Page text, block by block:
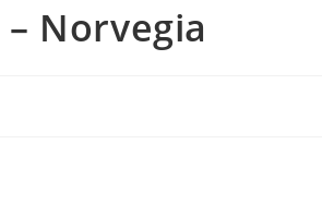
– Norvegia